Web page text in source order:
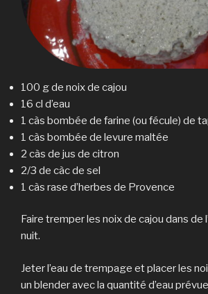
100 g de noix de cajou
16 cl d’eau
1 càs bombée de farine (ou fécule) de
1 càs bombée de levure maltée
2 càs de jus de citron
2/3 de càc de sel
1 càs rase d’herbes de Provence
Faire tremper les noix de cajou dans de
nuit.
Jeter l’eau de trempage et placer les
un blender avec la quantité d’eau